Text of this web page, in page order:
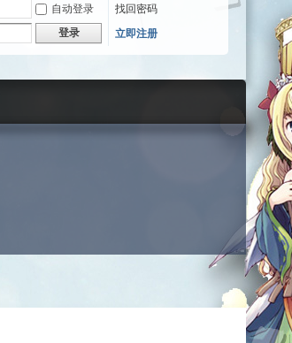
自动登录
找回密码
登录 立即注册